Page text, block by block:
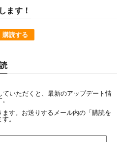
ます！
購読する
ていただくと、最新のアップデート情
す。お送りするメール内の「購読を
。